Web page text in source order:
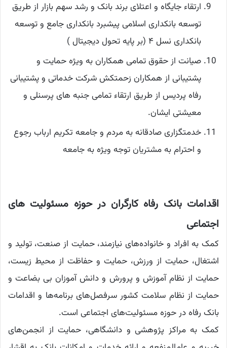
ارتقاء جایگاه و اعتلای برند بانک و رشد سهم بازار از طریق
توسعه بانکداری اسلامی پیشبرد بانکداری جامع و توسعه
بانکداری نسل ۴ (بر پایه تحول دیجیتال )
صیانت از حقوق تمامی همکاران به ویژه حمایت و
پشتیبانی از همکاران زحمتکش شرکت خدماتی و پشتیبانی
رفاه پردیس از طریق ارتقاء تمامی جنبه های پرسنلی و
معیشتی ایشان.
خدمتگزاری صادقانه به مردم و جامعه تکریم ارباب رجوع
و احترام به مشتریان توجه ویژه به جامعه
اقدامات بانک رفاه کارگران در حوزه مسئولیت های
اجتماعی
کمک به افراد و خانواده‌های نیازمند، حمایت از صنعت، تولید و
اشتغال، حمایت از ورزش،‌ حمایت و حفاظت از محیط زیست،
حمایت از نظام آموزش و پرورش و دانش آموزان بی بضاعت و
حمایت از نظام سلامت کشور سرفصل‌های برنامه‌ها و اقدامات
بانک رفاه در حوزه مسئولیت‌های اجتماعی است.
کمک به مراکز پژوهشی و دانشگاهی، حمایت از انجمن‌های